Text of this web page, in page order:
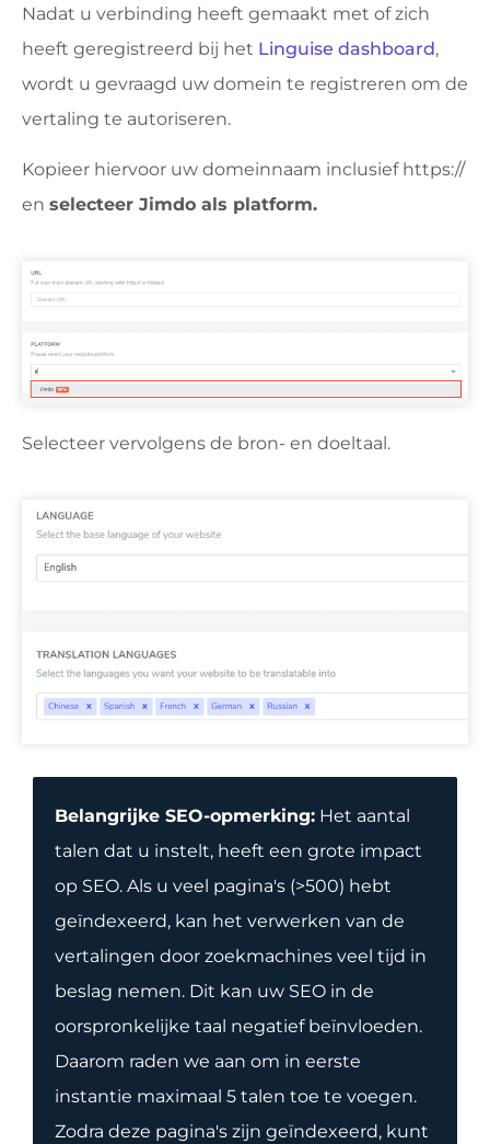
Nadat u verbinding heeft gemaakt met of zich
heeft geregistreerd bij het Linguise dashboard,
wordt u gevraagd uw domein te registreren om de
vertaling te autoriseren.
Kopieer hiervoor uw domeinnaam inclusief https://
en selecteer Jimdo als platform.
Selecteer vervolgens de bron- en doeltaal.
Belangrijke SEO-opmerking: Het aantal
talen dat u instelt, heeft een grote impact
op SEO. Als u veel pagina's (>500) hebt
geïndexeerd, kan het verwerken van de
vertalingen door zoekmachines veel tijd in
beslag nemen. Dit kan uw SEO in de
oorspronkelijke taal negatief beïnvloeden.
Daarom raden we aan om in eerste
instantie maximaal 5 talen toe te voegen.
Zodra deze pagina's zijn geïndexeerd, kunt